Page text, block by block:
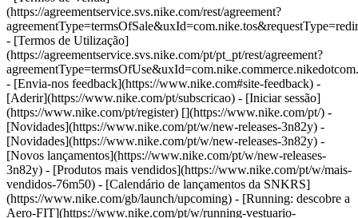
(https://agreementservice.svs.nike.com/rest/agreement?
- [Termos de Utilização]
(https://agreementservice.svs.nike.com/pt/pt_pt/rest/agreement?
- [Envia-nos feedback](https://www.nike.com#site-feedback) -
[Aderir](https://www.nike.com/pt/subscricao) - [Iniciar sessão]
(https://www.nike.com/pt/register) [](https://www.nike.com/pt/) -
[Novidades](https://www.nike.com/pt/w/new-releases-3n82y) -
[Novidades](https://www.nike.com/pt/w/new-releases-3n82y) -
[Novos lançamentos](https://www.nike.com/pt/w/new-releases-
3n82y) - [Produtos mais vendidos](https://www.nike.com/pt/w/mais-
vendidos-76m50) - [Calendário de lançamentos da SNKRS]
(https://www.nike.com/gb/launch/upcoming) - [Running: descobre a
Aero-FIT](https://www.nike.com/pt/w/running-vestuario-